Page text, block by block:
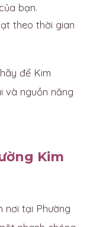
bạn.
theo thời gian
để Kim
và nguồn năng
Kim
nơi tại Phường